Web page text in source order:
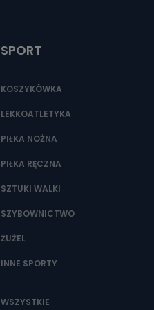
SPORT
KOSZYKÓWKA
LEKKOATLETYKA
PIŁKA NOŻNA
PIŁKA RĘCZNA
SZTUKI WALKI
SZYBOWNICTWO
ŻUŻEL
INNE SPORTY
WSZYSTKIE